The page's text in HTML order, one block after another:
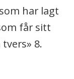
har lagt
får sitt
8.